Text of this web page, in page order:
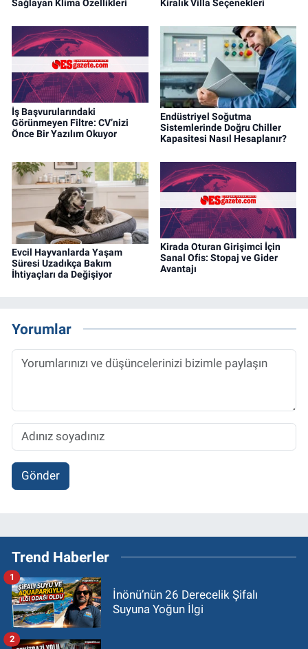
Sağlayan Klima Özellikleri
Kiralık Villa Seçenekleri
İş Başvurularındaki
Görünmeyen Filtre: CV’nizi
Önce Bir Yazılım Okuyor
Endüstriyel Soğutma
Sistemlerinde Doğru Chiller
Kapasitesi Nasıl Hesaplanır?
Evcil Hayvanlarda Yaşam
Süresi Uzadıkça Bakım
İhtiyaçları da Değişiyor
Kirada Oturan Girişimci İçin
Sanal Ofis: Stopaj ve Gider
Avantajı
Yorumlar
Gönder
Trend Haberler
İnönü’nün 26 Derecelik Şifalı
Suyuna Yoğun İlgi
1
2